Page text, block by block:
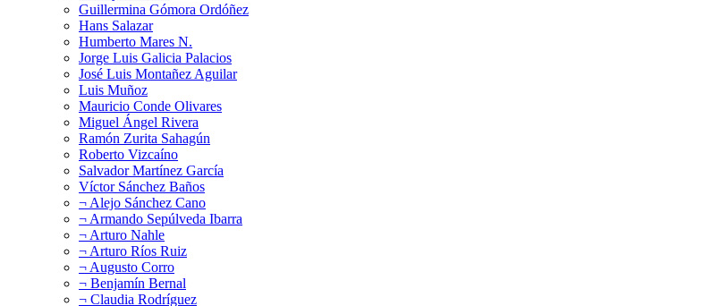
Guillermina Gómora Ordóñez
Hans Salazar
Humberto Mares N.
Jorge Luis Galicia Palacios
José Luis Montañez Aguilar
Luis Muñoz
Mauricio Conde Olivares
Miguel Ángel Rivera
Ramón Zurita Sahagún
Roberto Vizcaíno
Salvador Martínez García
Víctor Sánchez Baños
¬ Alejo Sánchez Cano
¬ Armando Sepúlveda Ibarra
¬ Arturo Nahle
¬ Arturo Ríos Ruiz
¬ Augusto Corro
¬ Benjamín Bernal
¬ Claudia Rodríguez